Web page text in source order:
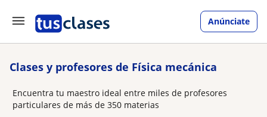
Anúnciate
Clases y profesores de Física mecánica
Encuentra tu maestro ideal entre miles de profesores
particulares de más de 350 materias